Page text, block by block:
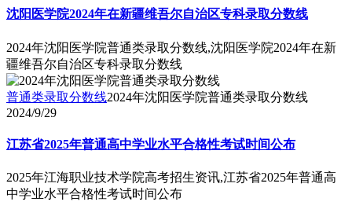
沈阳医学院2024年在新疆维吾尔自治区专科录取分数线
2024年沈阳医学院普通类录取分数线,沈阳医学院2024年在新
疆维吾尔自治区专科录取分数线
普通类录取分数线2024年沈阳医学院普通类录取分数线
2024/9/29
江苏省2025年普通高中学业水平合格性考试时间公布
2025年江海职业技术学院高考招生资讯,江苏省2025年普通高
中学业水平合格性考试时间公布